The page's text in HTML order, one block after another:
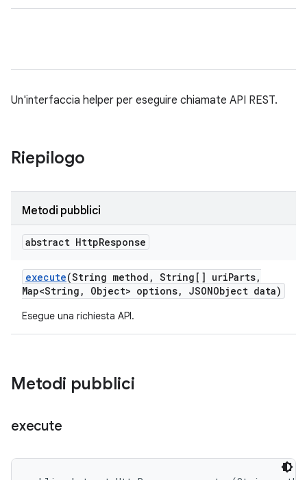
Un'interfaccia helper per eseguire chiamate API REST.
Riepilogo
Metodi pubblici
abstract HttpResponse
execute(String method , String[] uriParts,
Map<String , Object> options, JSONObject data)
Esegue una richiesta API.
Metodi pubblici
execute